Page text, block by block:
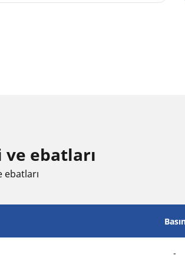
ve ebatları
ebatları
-